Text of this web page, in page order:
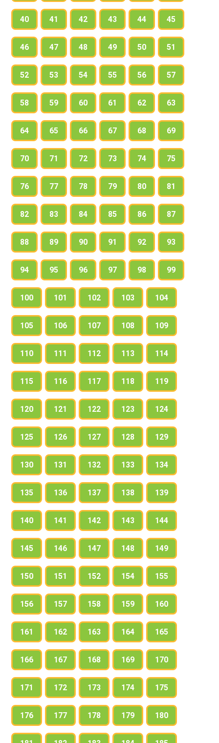
40 41 42 43 44 45
46 47 48 49 50 51
52 53 54 55 56 57
58 59 60 61 62 63
64 65 66 67 68 69
70 71 72 73 74 75
76 77 78 79 80 81
82 83 84 85 86 87
88 89 90 91 92 93
94 95 96 97 98 99
100 101 102 103 104
105 106 107 108 109
110 111 112 113 114
115 116 117 118 119
120 121 122 123 124
125 126 127 128 129
130 131 132 133 134
135 136 137 138 139
140 141 142 143 144
145 146 147 148 149
150 151 152 154 155
156 157 158 159 160
161 162 163 164 165
166 167 168 169 170
171 172 173 174 175
176 177 178 179 180